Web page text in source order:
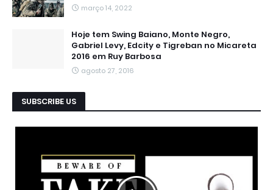
março 14, 2022
Hoje tem Swing Baiano, Monte Negro,
Gabriel Levy, Edcity e Tigreban no Micareta
2016 em Ruy Barbosa
agosto 27, 2016
SUBSCRIBE US